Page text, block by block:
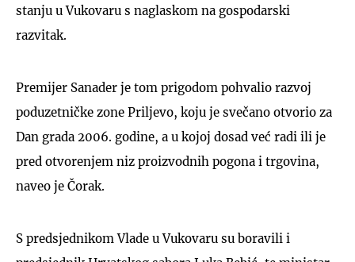
stanju u Vukovaru s naglaskom na gospodarski
razvitak.
Premijer Sanader je tom prigodom pohvalio razvoj
poduzetničke zone Priljevo, koju je svečano otvorio za
Dan grada 2006. godine, a u kojoj dosad već radi ili je
pred otvorenjem niz proizvodnih pogona i trgovina,
naveo je Čorak.
S predsjednikom Vlade u Vukovaru su boravili i